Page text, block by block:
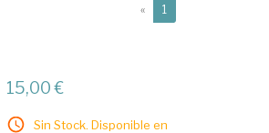
« 1
15,00 €
Sin Stock. Disponible en